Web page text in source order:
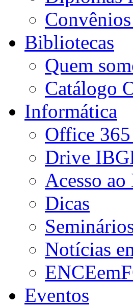
Bibliotecas
Quem
Catálogo
Informática
Office
Drive
Acesso ao
Dicas
Notícias
Eventos